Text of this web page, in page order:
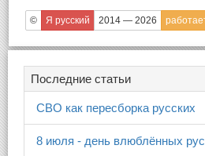
© Я русский 2014 — 2026
Последние статьи
СВО как пересборка русских
8 июля - день влюблённых